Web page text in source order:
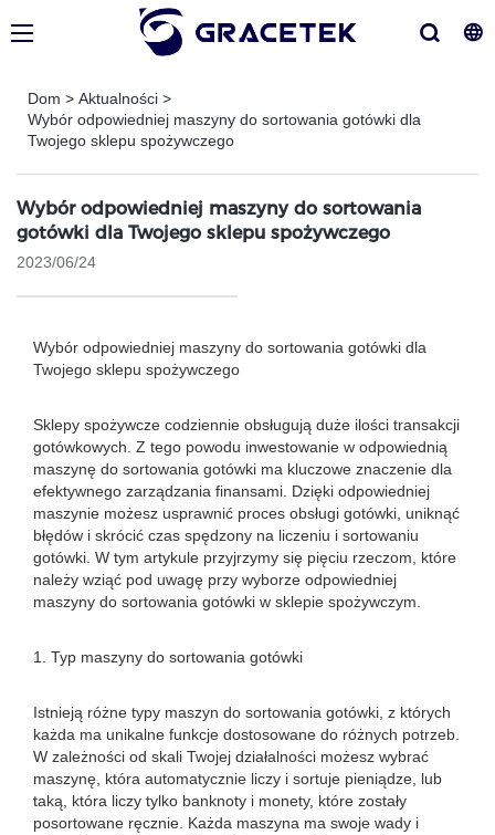
Dom > Aktualności >
Wybór odpowiedniej maszyny do sortowania gotówki dla
Twojego sklepu spożywczego
Wybór odpowiedniej maszyny do sortowania
gotówki dla Twojego sklepu spożywczego
2023/06/24
Wybór odpowiedniej maszyny do sortowania gotówki dla
Twojego sklepu spożywczego
Sklepy spożywcze codziennie obsługują duże ilości transakcji
gotówkowych. Z tego powodu inwestowanie w odpowiednią
maszynę do sortowania gotówki ma kluczowe znaczenie dla
efektywnego zarządzania finansami. Dzięki odpowiedniej
maszynie możesz usprawnić proces obsługi gotówki, uniknąć
błędów i skrócić czas spędzony na liczeniu i sortowaniu
gotówki. W tym artykule przyjrzymy się pięciu rzeczom, które
należy wziąć pod uwagę przy wyborze odpowiedniej
maszyny do sortowania gotówki w sklepie spożywczym.
1. Typ maszyny do sortowania gotówki
Istnieją różne typy maszyn do sortowania gotówki, z których
każda ma unikalne funkcje dostosowane do różnych potrzeb.
W zależności od skali Twojej działalności możesz wybrać
maszynę, która automatycznie liczy i sortuje pieniądze, lub
taką, która liczy tylko banknoty i monety, które zostały
posortowane ręcznie. Każda maszyna ma swoje wady i